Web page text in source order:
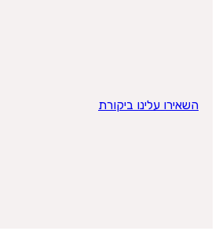
השאירו עלינו ביקורת